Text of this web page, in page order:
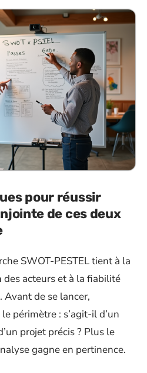
pour réussir
de ces deux
SWOT-PESTEL tient à la
des acteurs et à la fiabilité
Avant de se lancer,
périmètre : s’agit-il d’un
projet précis ? Plus le
gagne en pertinence.